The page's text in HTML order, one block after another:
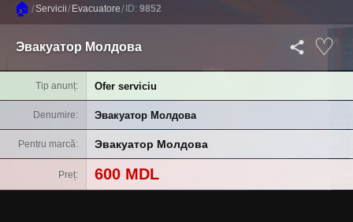
🏠 /Servicii/ Evacuatore/ ID: 9852
Эвакуатор Молдова
Tip anunț Ofer serviciu
Denumire Эвакуатор Молдова
Pentru marcă Эвакуатор Молдова
Preț 600 MDL